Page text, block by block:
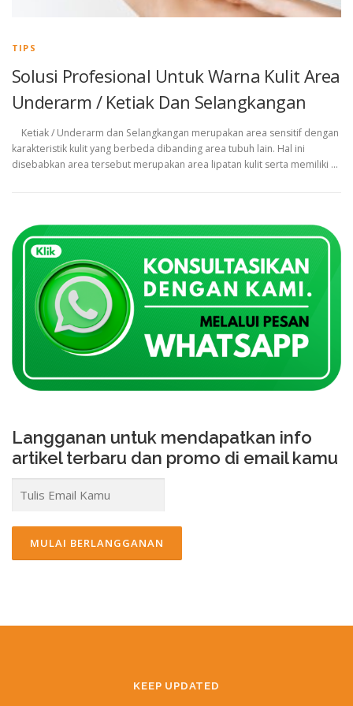
TIPS
Solusi Profesional Untuk Warna Kulit Area
Underarm / Ketiak Dan Selangkangan
Ketiak / Underarm dan Selangkangan merupakan area sensitif dengan
karakteristik kulit yang berbeda dibanding area tubuh lain. Hal ini
disebabkan area tersebut merupakan area lipatan kulit serta memiliki …
Langganan untuk mendapatkan info
artikel terbaru dan promo di email kamu
KEEP UPDATED